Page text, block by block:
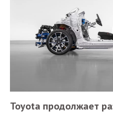
Toyota продолжает